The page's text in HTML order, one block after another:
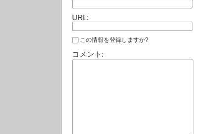
URL:
この情報を登録しますか?
コメント: